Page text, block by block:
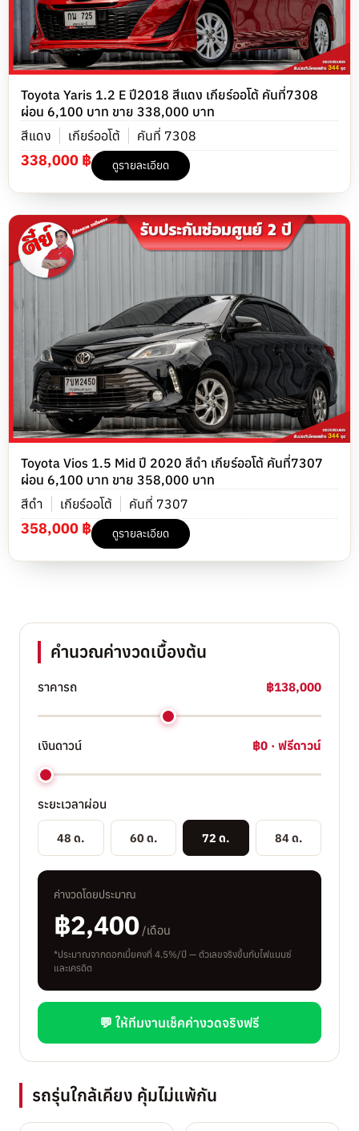
Toyota Yaris 1.2 E ปี2018 สีแดง เกียร์ออโต้ คันที่7308
ผ่อน 6,100 บาท ขาย 338,000 บาท
สีแดง
เกียร์ออโต้ คันที่ 7308
338,000 ฿ ดูรายละเอียด
Toyota Vios 1.5 Mid ปี 2020 สีดำ เกียร์ออโต้ คันที่7307
ผ่อน 6,100 บาท ขาย 358,000 บาท
สีดำ
เกียร์ออโต้ คันที่ 7307
358,000 ฿ ดูรายละเอียด
คำนวณค่างวดเบื้องต้น
ราคารถ ฿138,000
เงินดาวน์ ฿0 · ฟรีดาวน์
ระยะเวลาผ่อน
48 ด. 60 ด. 72 ด. 84 ด.
ค่างวดโดยประมาณ
฿2,400 /เดือน
*ประมาณจากดอกเบี้ยคงที่ 4.5%/ปี — ตัวเลขจริงขึ้นกับไฟแนนซ์
และเครดิต
💬 ให้ทีมงานเช็คค่างวดจริงฟรี
รถรุ่นใกล้เคียง คุ้มไม่แพ้กัน